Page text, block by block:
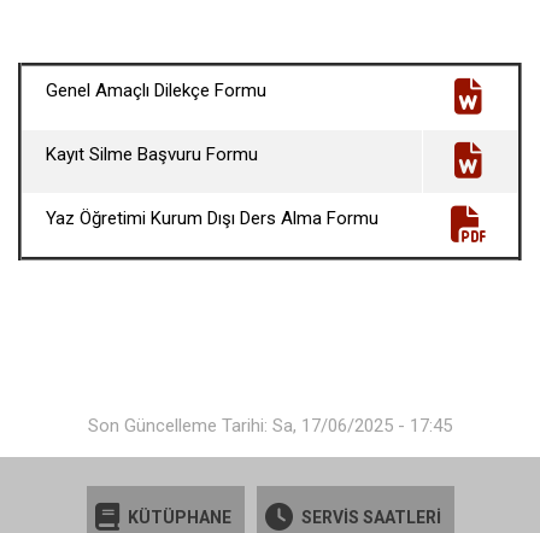
Genel Amaçlı Dilekçe Formu
Kayıt Silme Başvuru Formu
Yaz Öğretimi Kurum Dışı Ders Alma Formu
Son Güncelleme Tarihi: Sa, 17/06/2025 - 17:45
KÜTÜPHANE SERVİS SAATLERİ